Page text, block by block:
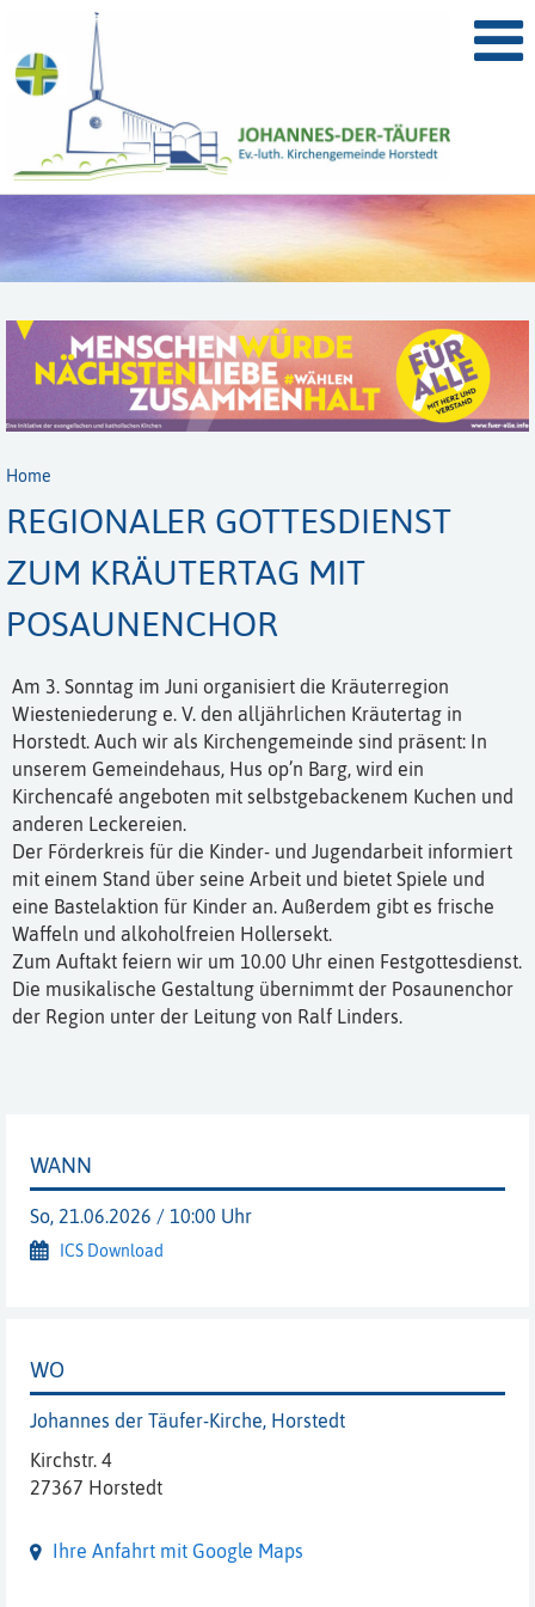
Home
REGIONALER GOTTESDIENST
ZUM KRÄUTERTAG MIT
POSAUNENCHOR
Am 3. Sonntag im Juni organisiert die Kräuterregion
Wiesteniederung e. V. den alljährlichen Kräutertag in
Horstedt. Auch wir als Kirchengemeinde sind präsent: In
unserem Gemeindehaus, Hus op’n Barg, wird ein
Kirchencafé angeboten mit selbstgebackenem Kuchen und
anderen Leckereien.
Der Förderkreis für die Kinder- und Jugendarbeit informiert
mit einem Stand über seine Arbeit und bietet Spiele und
eine Bastelaktion für Kinder an. Außerdem gibt es frische
Waffeln und alkoholfreien Hollersekt.
Zum Auftakt feiern wir um 10.00 Uhr einen Festgottesdienst.
Die musikalische Gestaltung übernimmt der Posaunenchor
der Region unter der Leitung von Ralf Linders.
WANN
So, 21.06.2026 / 10:00 Uhr
ICS Download
WO
Johannes der Täufer-Kirche, Horstedt
Kirchstr. 4
27367 Horstedt
Ihre Anfahrt mit Google Maps